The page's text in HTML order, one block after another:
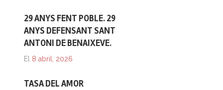
29 ANYS FENT POBLE. 29
ANYS DEFENSANT SANT
ANTONI DE BENAIXEVE.
El 8 abril, 2026
TASA DEL AMOR